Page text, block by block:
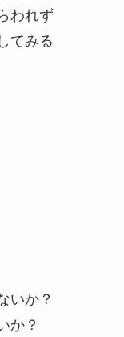
われず
てみる
いか？
か？